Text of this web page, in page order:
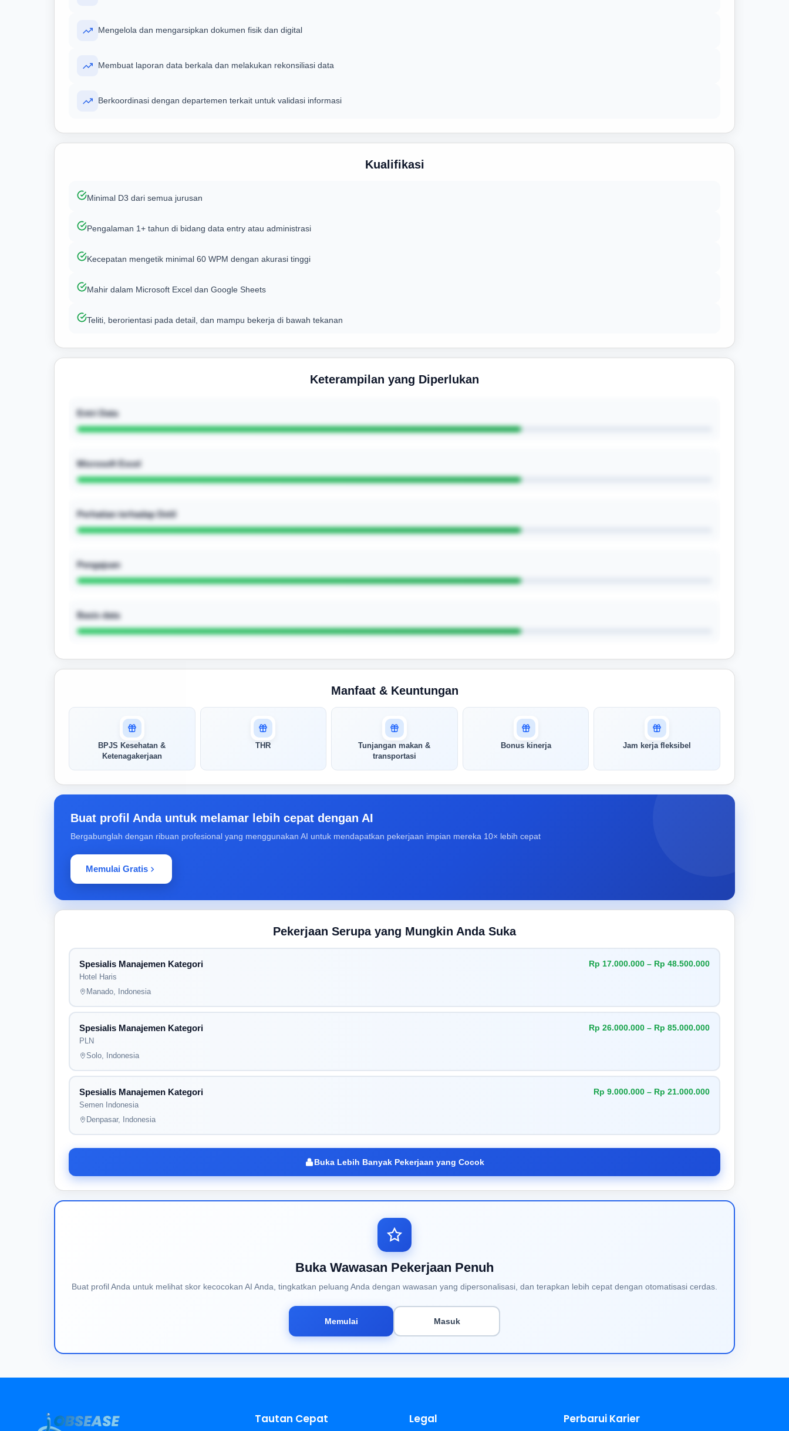
Mengelola dan mengarsipkan dokumen fisik dan digital
Membuat laporan data berkala dan melakukan rekonsiliasi data
Berkoordinasi dengan departemen terkait untuk validasi informasi
Kualifikasi
Minimal D3 dari semua jurusan
Pengalaman 1+ tahun di bidang data entry atau administrasi
Kecepatan mengetik minimal 60 WPM dengan akurasi tinggi
Mahir dalam Microsoft Excel dan Google Sheets
Teliti, berorientasi pada detail, dan mampu bekerja di bawah tekanan
Keterampilan yang Diperlukan
Entri Data
Microsoft Excel
Perhatian terhadap Detil
Pengajuan
Basis data
pertandingan AI Anda
AI kami menganalisis profil Anda dan
menunjukkan seberapa cocok keahlian
Anda dengan peran ini
Saya
Manfaat & Keuntungan
BPJS Kesehatan &
Ketenagakerjaan
THR
Tunjangan makan &
transportasi
Bonus kinerja Jam kerja fleksibel
Buat profil Anda untuk melamar lebih cepat dengan AI
Bergabunglah dengan ribuan profesional yang menggunakan AI untuk mendapatkan pekerjaan impian mereka 10× lebih cepat
Memulai Gratis
Pekerjaan Serupa yang Mungkin Anda Suka
Spesialis Manajemen Kategori
Hotel Haris
Rp 17.000.000 – Rp 48.500.000
Manado, Indonesia
Spesialis Manajemen Kategori
PLN
Rp 26.000.000 – Rp 85.000.000
Solo, Indonesia
Spesialis Manajemen Kategori
Semen Indonesia
Rp 9.000.000 – Rp 21.000.000
Denpasar, Indonesia
Buka Lebih Banyak Pekerjaan yang Cocok
Buka Wawasan Pekerjaan Penuh
Buat profil Anda untuk melihat skor kecocokan AI Anda, tingkatkan peluang Anda dengan wawasan yang dipersonalisasi, dan terapkan lebih cepat dengan otomatisasi cerdas.
Memulai Masuk
Tautan Cepat Legal Perbarui Karier